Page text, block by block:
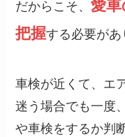
だからこそ、
把握する必要があ
車検が近くて、エ
迷う場合でも一度
や車検をするか判